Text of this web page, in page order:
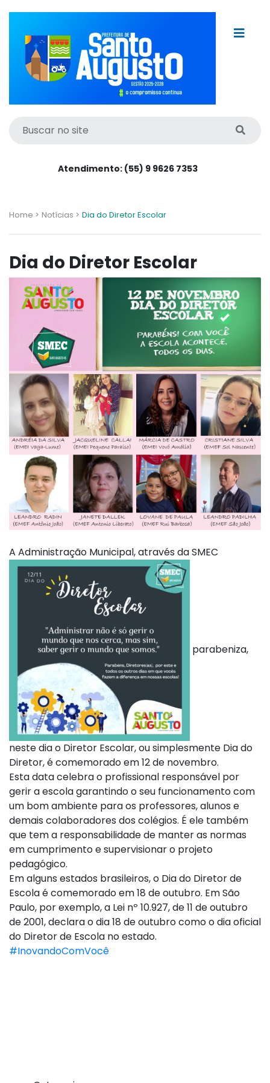
Atendimento: (55) 9 9626 7353
Home > Notícias > Dia do Diretor Escolar
Dia do Diretor Escolar
A Administração Municipal, através da SMEC
parabeniza,
neste dia o Diretor Escolar, ou simplesmente Dia do
Diretor, é comemorado em 12 de novembro.
Esta data celebra o profissional responsável por
gerir a escola garantindo o seu funcionamento com
um bom ambiente para os professores, alunos e
demais colaboradores dos colégios. É ele também
que tem a responsabilidade de manter as normas
em cumprimento e supervisionar o projeto
pedagógico.
Em alguns estados brasileiros, o Dia do Diretor de
Escola é comemorado em 18 de outubro. Em São
Paulo, por exemplo, a Lei nº 10.927, de 11 de outubro
de 2001, declara o dia 18 de outubro como o dia oficial
do Diretor de Escola no estado.
#InovandoComVocê